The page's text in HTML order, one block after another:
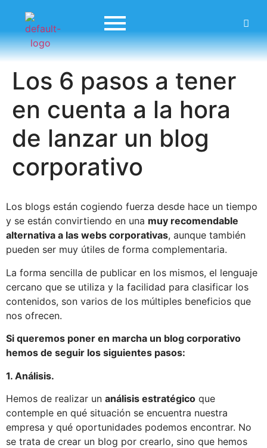
Los 6 pasos a tener
en cuenta a la hora
de lanzar un blog
corporativo
Los blogs están cogiendo fuerza desde hace un tiempo
y se están convirtiendo en una muy recomendable
alternativa a las webs corporativas, aunque también
pueden ser muy útiles de forma complementaria.
La forma sencilla de publicar en los mismos, el lenguaje
cercano que se utiliza y la facilidad para clasificar los
contenidos, son varios de los múltiples beneficios que
nos ofrecen.
Si queremos poner en marcha un blog corporativo
hemos de seguir los siguientes pasos:
1. Análisis.
Hemos de realizar un análisis estratégico que
contemple en qué situación se encuentra nuestra
empresa y qué oportunidades podemos encontrar. No
se trata de crear un blog por crearlo, sino que hemos